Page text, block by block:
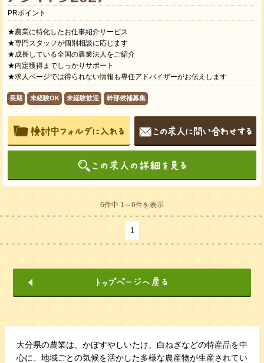
PRポイント
★農業に特化したお仕事紹介サービス
★専門スタッフが個別相談に応じます
★成長している全国の農業法人をご紹介
★内定獲得までしっかりサポート
★求人ページでは得られない情報も専任アドバイザーがお伝えします
長期 未経験OK 未経験歓迎 幹部候補募集
6件中 1～6件を表示
1
大分県の農業は、かぼすやしいたけ、白ねぎなどの特産品を中
心に、地域ごとの気候を活かした多様な農産物が生産されてい